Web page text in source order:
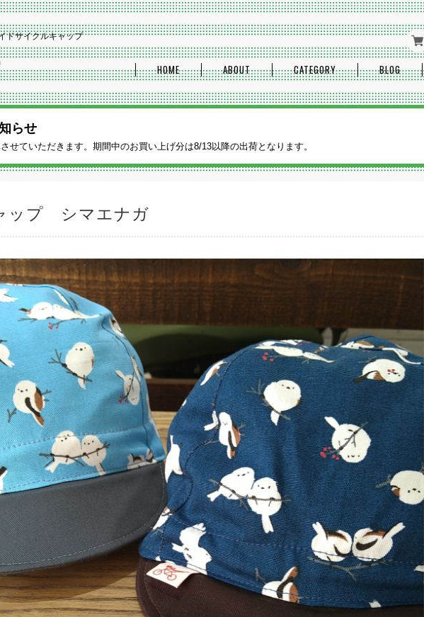
ドサイクルキャップ
HOME ABOUT CATEGORY BLOG
らせ
せていただきます。期間中のお買い上げ分は8/13以降の出荷となります。
ップ シマエナガ